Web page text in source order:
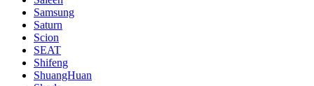
Samsung
Saturn
Scion
SEAT
Shifeng
ShuangHuan